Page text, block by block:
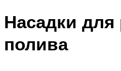
Насадки для
полива